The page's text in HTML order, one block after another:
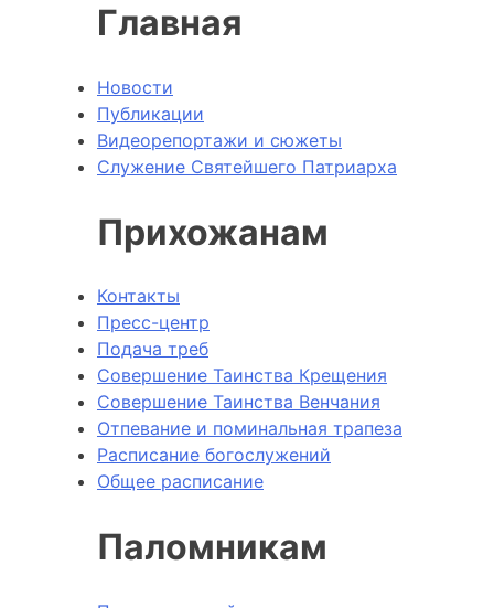
Главная
Новости
Публикации
Видеорепортажи и сюжеты
Служение Святейшего Патриарха
Прихожанам
Контакты
Пресс-центр
Подача треб
Совершение Таинства Крещения
Совершение Таинства Венчания
Отпевание и поминальная трапеза
Расписание богослужений
Общее расписание
Паломникам